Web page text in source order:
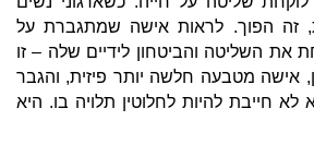
זה הפוך. לראות אישה שמתגברת על
את השליטה והביטחון לידיים שלה – זו
אישה מטבעה חלשה יותר פיזית, והגבר
לא חייבת להיות לחלוטין תלויה בו. היא